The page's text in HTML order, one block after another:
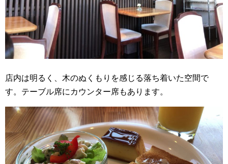
店内は明るく、木のぬくもりを感じる落ち着いた空間で
す。テーブル席にカウンター席もあります。